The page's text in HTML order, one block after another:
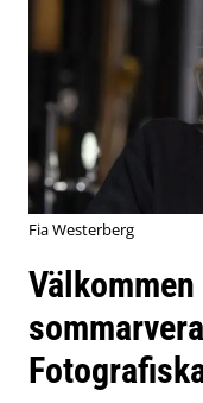
Fia Westerberg